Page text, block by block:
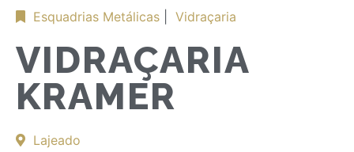
Esquadrias Metálicas Vidraçaria
VIDRAÇARIA
KRAMER
Lajeado